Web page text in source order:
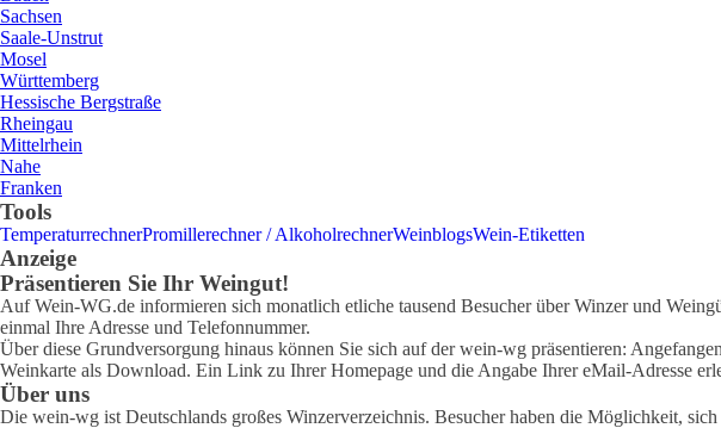
Sachsen
Saale-Unstrut
Mosel
Württemberg
Hessische Bergstraße
Rheingau
Mittelrhein
Nahe
Franken
Tools
TemperaturrechnerPromillerechner / AlkoholrechnerWeinblogsWein-Etiketten
Anzeige
Präsentieren Sie Ihr Weingut!
Auf Wein-WG.de informieren sich monatlich etliche tausend Besucher über Winzer und
einmal Ihre Adresse und Telefonnummer.
Über diese Grundversorgung hinaus können Sie sich auf der wein-wg präsentieren:
Weinkarte als Download. Ein Link zu Ihrer Homepage und die Angabe Ihrer eMail-Adresse
Über uns
Die wein-wg ist Deutschlands großes Winzerverzeichnis. Besucher haben die Möglichkeit,